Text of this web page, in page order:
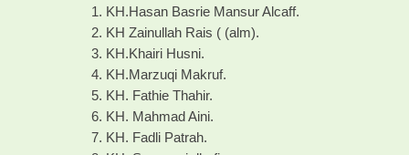
1. KH.Hasan Basrie Mansur Alcaff.
2. KH Zainullah Rais ( (alm).
3. KH.Khairi Husni.
4. KH.Marzuqi Makruf.
5. KH. Fathie Thahir.
6. KH. Mahmad Aini.
7. KH. Fadli Patrah.